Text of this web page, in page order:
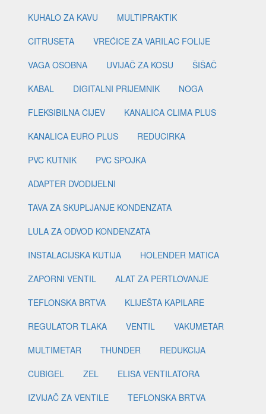
KUHALO ZA KAVU
MULTIPRAKTIK
CITRUSETA
VREĆICE ZA VARILAC FOLIJE
VAGA OSOBNA
UVIJAČ ZA KOSU
ŠIŠAČ
KABAL
DIGITALNI PRIJEMNIK
NOGA
FLEKSIBILNA CIJEV
KANALICA CLIMA PLUS
KANALICA EURO PLUS
REDUCIRKA
PVC KUTNIK
PVC SPOJKA
ADAPTER DVODIJELNI
TAVA ZA SKUPLJANJE KONDENZATA
LULA ZA ODVOD KONDENZATA
INSTALACIJSKA KUTIJA
HOLENDER MATICA
ZAPORNI VENTIL
ALAT ZA PERTLOVANJE
TEFLONSKA BRTVA
KLIJEŠTA KAPILARE
REGULATOR TLAKA
VENTIL
VAKUMETAR
MULTIMETAR
THUNDER
REDUKCIJA
CUBIGEL
ZEL
ELISA VENTILATORA
IZVIJAČ ZA VENTILE
TEFLONSKA BRTVA